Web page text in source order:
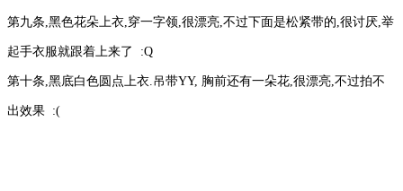
第九条,黑色花朵上衣,穿一字领,很漂亮,不过下面是松紧带的,很讨厌,举
起手衣服就跟着上来了 :Q
第十条,黑底白色圆点上衣.吊带YY, 胸前还有一朵花,很漂亮,不过拍不
出效果 :(